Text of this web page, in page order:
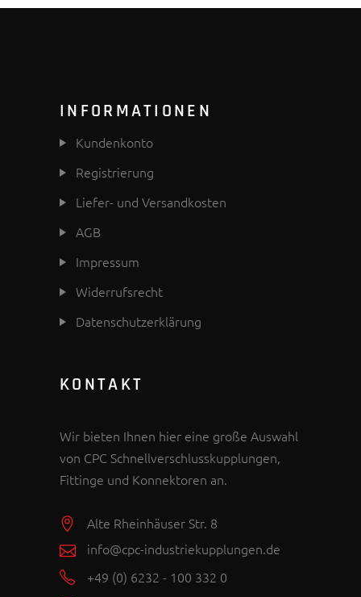
INFORMATIONEN
Kundenkonto
Registrierung
Liefer- und Versandkosten
AGB
Impressum
Widerrufsrecht
Datenschutzerklärung
KONTAKT
Wir bieten Ihnen hier eine große Auswahl
von CPC Schnellverschlusskupplungen,
Fittinge und Konnektoren an.
Alte Rheinhäuser Str. 8
info@cpc-industriekupplungen.de
+49 (0) 6232 - 100 332 0